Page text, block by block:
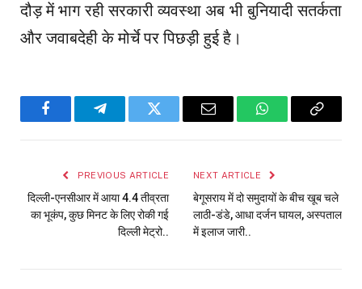
दौड़ में भाग रही सरकारी व्यवस्था अब भी बुनियादी सतर्कता
और जवाबदेही के मोर्चे पर पिछड़ी हुई है।
FacebookTelegramTwitter Email WhatsAppCopy
PREVIOUS ARTICLE
दिल्ली-एनसीआर में आया 4.4 तीव्रता
का भूकंप, कुछ मिनट के लिए रोकी गई
दिल्ली मेट्रो..
NEXT ARTICLE
बेगूसराय में दो समुदायों के बीच खूब चले
लाठी-डंडे, आधा दर्जन घायल, अस्पताल
में इलाज जारी..